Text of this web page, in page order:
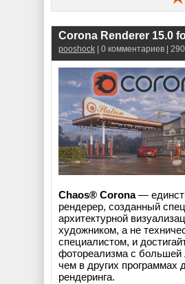
Corona Renderer 15.0
pooshock | 0 комментариев |
Chaos® Corona—
рендерер, созданный
архитектурной
художником, а не
специалистом, и
фотореализма с большей
чем в других программах
рендеринга.